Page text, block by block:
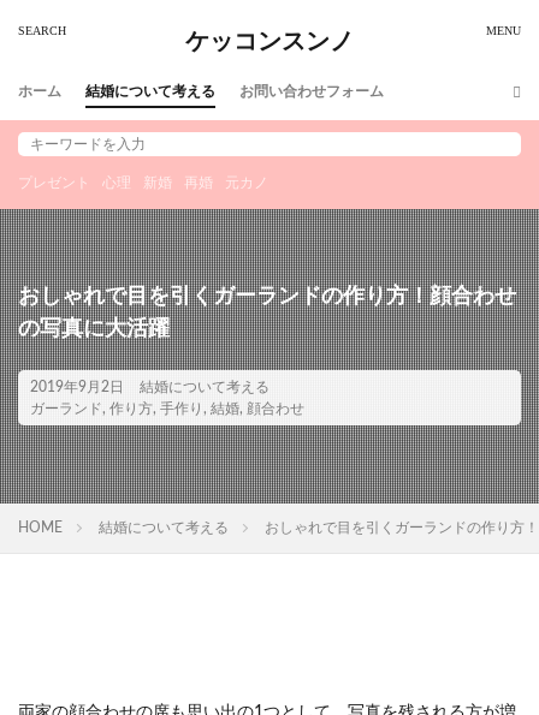
ケッコンスンノ
ホーム 結婚について考える お問い合わせフォーム
プレゼント 心理 新婚 再婚 元カノ
おしゃれで目を引くガーランドの作り方！顔合わせ
の写真に大活躍
2019年9月2日
結婚について考える
ガーランド, 作り方, 手作り , 結婚, 顔合わせ
HOME 結婚について考える おしゃれで目を引くガーランドの作り方